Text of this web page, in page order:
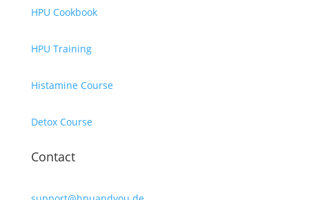
HPU Cookbook
HPU Training
Histamine Course
Detox Course
Contact